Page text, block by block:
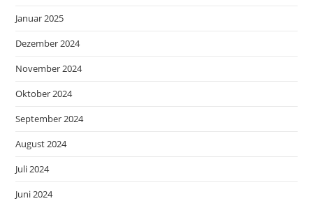
Januar 2025
Dezember 2024
November 2024
Oktober 2024
September 2024
August 2024
Juli 2024
Juni 2024